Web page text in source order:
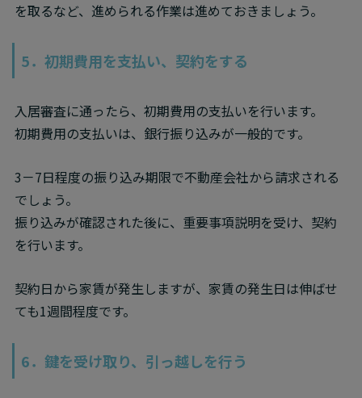
を取るなど、進められる作業は進めておきましょう。
5．初期費用を支払い、契約をする
入居審査に通ったら、初期費用の支払いを行います。
初期費用の支払いは、銀行振り込みが一般的です。
3－7日程度の振り込み期限で不動産会社から請求される
でしょう。
振り込みが確認された後に、重要事項説明を受け、契約
を行います。
契約日から家賃が発生しますが、家賃の発生日は伸ばせ
ても1週間程度です。
6．鍵を受け取り、引っ越しを行う